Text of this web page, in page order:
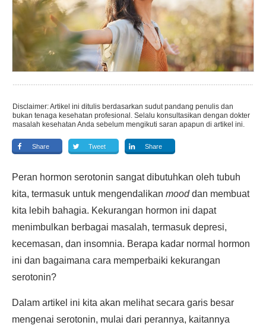
Disclaimer: Artikel ini ditulis berdasarkan sudut pandang penulis dan
bukan tenaga kesehatan profesional. Selalu konsultasikan dengan dokter
masalah kesehatan Anda sebelum mengikuti saran apapun di artikel ini.
Share Tweet Share
Peran hormon serotonin sangat dibutuhkan oleh tubuh
kita, termasuk untuk mengendalikan mooddan membuat
kita lebih bahagia. Kekurangan hormon ini dapat
menimbulkan berbagai masalah, termasuk depresi,
kecemasan, dan insomnia. Berapa kadar normal hormon
ini dan bagaimana cara memperbaiki kekurangan
serotonin?
Dalam artikel ini kita akan melihat secara garis besar
mengenai serotonin, mulai dari perannya, kaitannya